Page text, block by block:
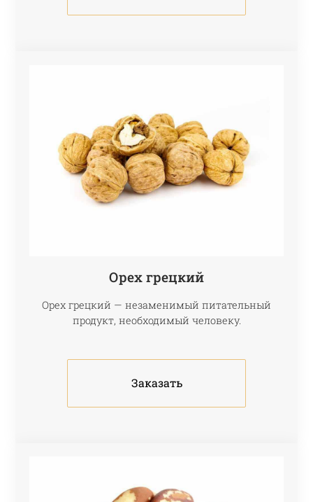
Орех грецкий
Орех грецкий — незаменимый питательный
продукт, необходимый человеку.
Заказать